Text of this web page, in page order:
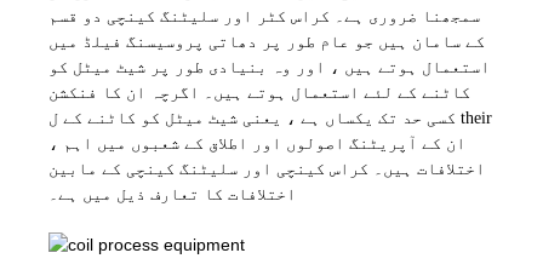
سمجھنا ضروری ہے۔ کراس کٹر اور سلیٹنگ کینچی دو قسم
کے سامان ہیں جو عام طور پر دھاتی پروسیسنگ فیلڈ میں
استعمال ہوتے ہیں ، اور وہ بنیادی طور پر شیٹ میٹل کو
کاٹنے کے لئے استعمال ہوتے ہیں۔ اگرچہ ان کا فنکشن
کسی حد تک یکساں ہے ، یعنی شیٹ میٹل کو کاٹنے کے ل their
، ان کے آپریٹنگ اصولوں اور اطلاق کے شعبوں میں اہم
اختلافات ہیں۔ کراس کینچی اور سلیٹنگ کینچی کے مابین
اختلافات کا تعارف ذیل میں ہے۔